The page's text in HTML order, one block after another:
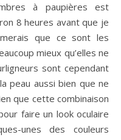
à paupières est
8 heures avant que je
que ce sont les
mieux qu’elles ne
sont cependant
peau aussi bien que ne
que cette combinaison
faire un look oculaire
unes des couleurs